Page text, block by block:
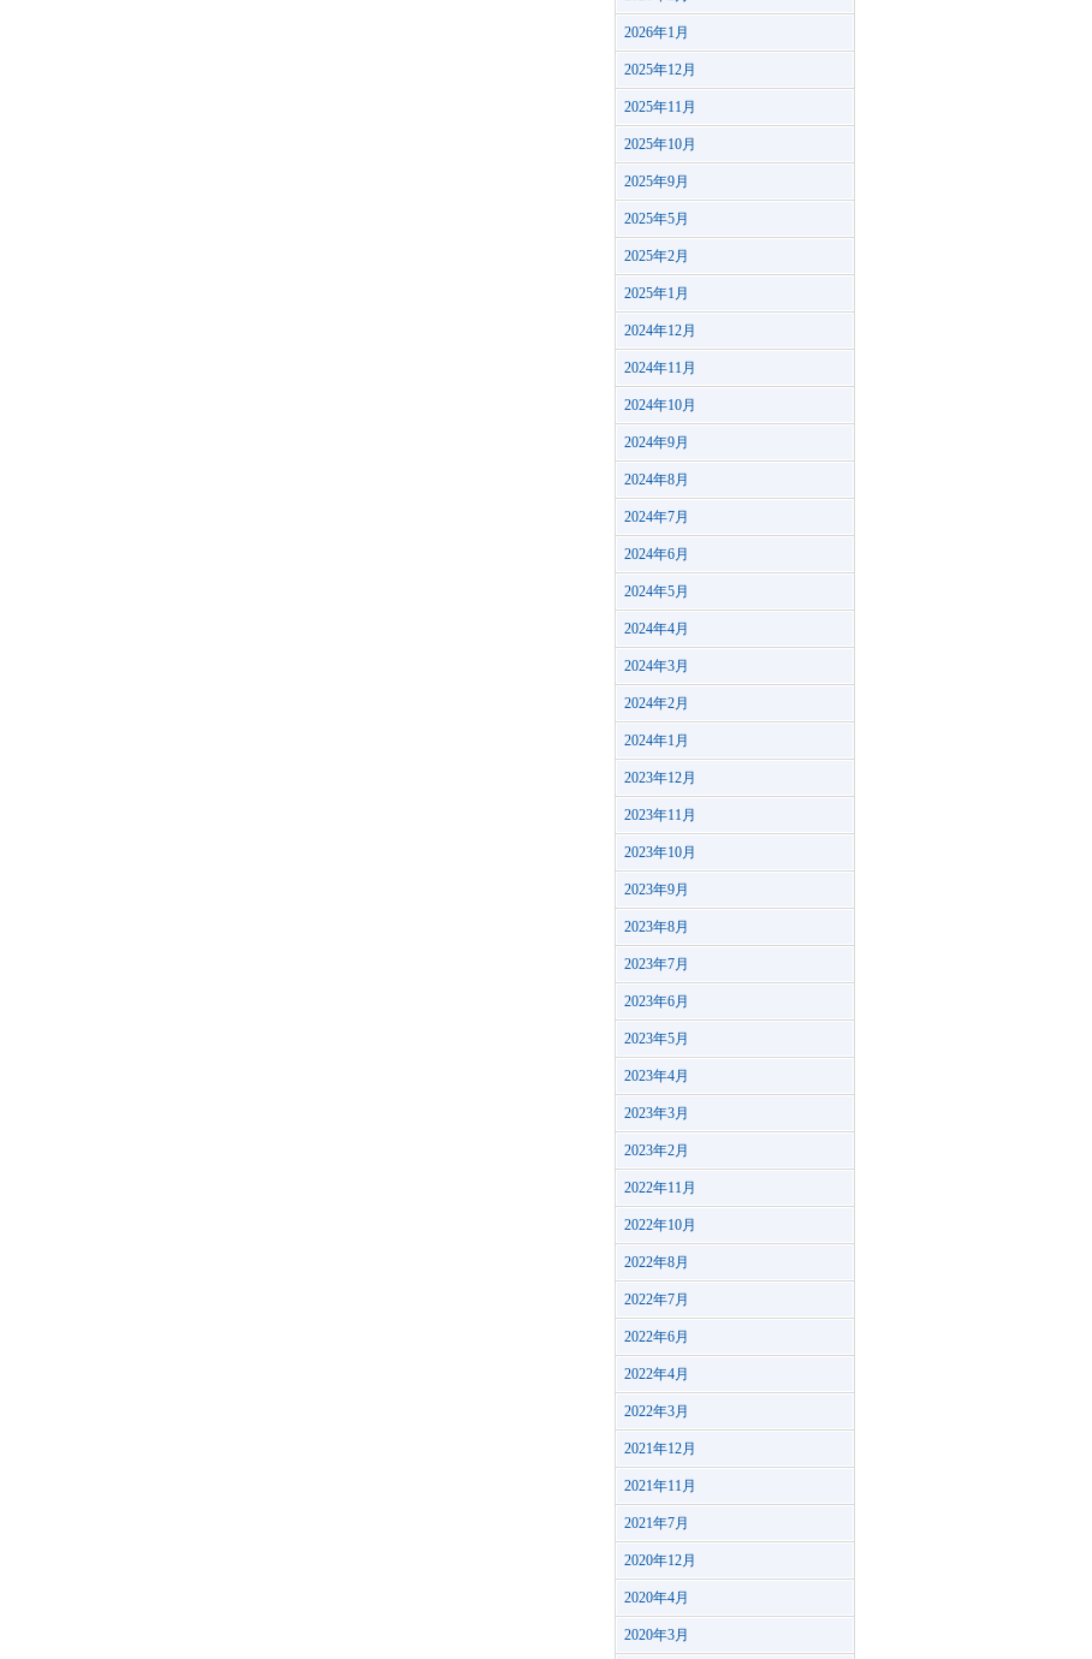
2026年1月
2025年12月
2025年11月
2025年10月
2025年9月
2025年5月
2025年2月
2025年1月
2024年12月
2024年11月
2024年10月
2024年9月
2024年8月
2024年7月
2024年6月
2024年5月
2024年4月
2024年3月
2024年2月
2024年1月
2023年12月
2023年11月
2023年10月
2023年9月
2023年8月
2023年7月
2023年6月
2023年5月
2023年4月
2023年3月
2023年2月
2022年11月
2022年10月
2022年8月
2022年7月
2022年6月
2022年4月
2022年3月
2021年12月
2021年11月
2021年7月
2020年12月
2020年4月
2020年3月